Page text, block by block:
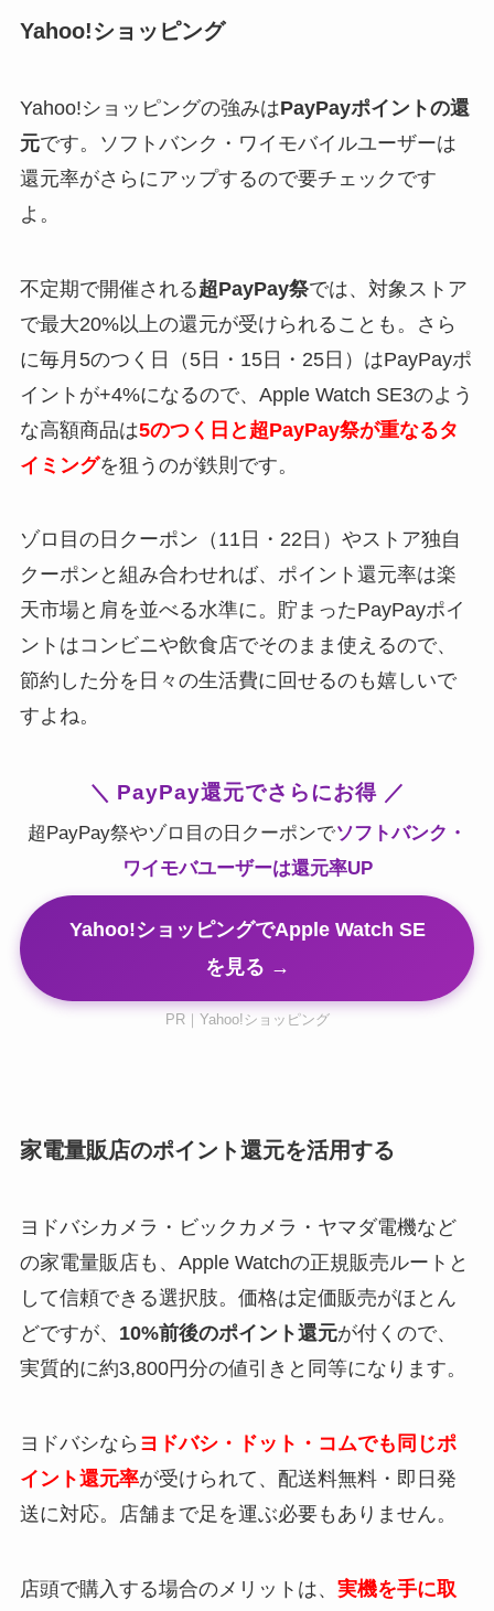
Yahoo!ショッピング
Yahoo!ショッピングの強みはPayPayポイントの還
元です。ソフトバンク・ワイモバイルユーザーは
還元率がさらにアップするので要チェックです
よ。
不定期で開催される超PayPay祭では、対象ストア
で最大20%以上の還元が受けられることも。さら
に毎月5のつく日（5日・15日・25日）はPayPayポ
イントが+4%になるので、Apple Watch SE3のよう
な高額商品は5のつく日と超PayPay祭が重なるタ
イミングを狙うのが鉄則です。
ゾロ目の日クーポン（11日・22日）やストア独自
クーポンと組み合わせれば、ポイント還元率は楽
天市場と肩を並べる水準に。貯まったPayPayポイ
ントはコンビニや飲食店でそのまま使えるので、
節約した分を日々の生活費に回せるのも嬉しいで
すよね。
＼ PayPay還元でさらにお得 ／
超PayPay祭やゾロ目の日クーポンでソフトバンク・
ワイモバユーザーは還元率UP
Yahoo!ショッピングでApple Watch SE
を見る →
PR｜Yahoo!ショッピング
家電量販店のポイント還元を活用する
ヨドバシカメラ・ビックカメラ・ヤマダ電機など
の家電量販店も、Apple Watchの正規販売ルートと
して信頼できる選択肢。価格は定価販売がほとん
どですが、 10%前後のポイント還元が付くので、
実質的に約3,800円分の値引きと同等になります。
ヨドバシなら ヨドバシ・ドット・コムでも同じポ
イント還元率が受けられて、配送料無料・即日発
送に対応。店舗まで足を運ぶ必要もありません。
店頭で購入する場合のメリットは、 実機を手に取